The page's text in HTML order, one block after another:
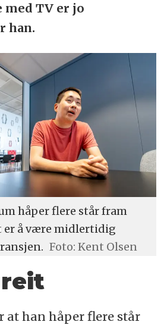
med TV er jo
han.
håper flere står fram
er å være midlertidig
Foto: Kent Olsen
at han håper flere står